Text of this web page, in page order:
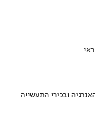
ובכירי התעשייה